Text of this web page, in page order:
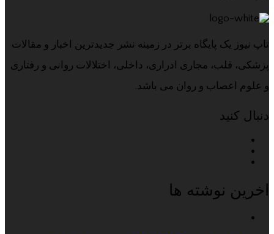
تاپ نیوز یک پایگاه برتر در زمینه نشر جدیدترین اخبار و مقالات
پزشکی، قلب، مجاری ادراری، داخلی، اختلالات روانی و رفتاری
و علوم اعصاب و روان می باشد.
دنبال کنید
اخرین نوشته ها